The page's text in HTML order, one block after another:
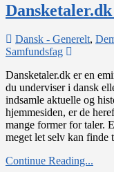
Dansk - Generelt,
Samfundsfag
–
en
unik
samling
af
taler
Dansketaler.dk er en
du underviser i dansk
indsamle aktuelle og
hjemmesiden, er de
mange former for taler.
meget let selv kan
Continue Reading...